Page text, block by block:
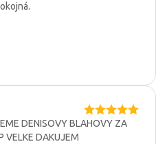
DENISOVY BLAHOVY ZA
VELKE DAKUJEM